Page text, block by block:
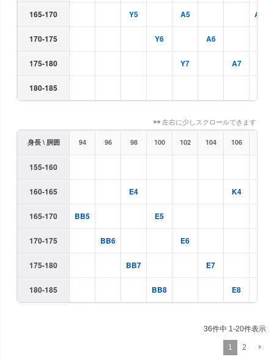
165-170 Y5 A5 AB5
170-175 Y6 A6
175-180 Y7 A7
180-185
左右に少しスクロールできます
身長 \ 胴囲 94 96 98 100 102 104 106
155-160
160-165 E4 K4
165-170 BB5 E5
170-175 BB6 E6
175-180 BB7 E7
180-185 BB8 E8
36件中 1 -20件表示
1 2